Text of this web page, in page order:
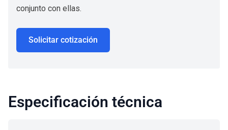
conjunto con ellas.
Solicitar cotización
Especificación técnica